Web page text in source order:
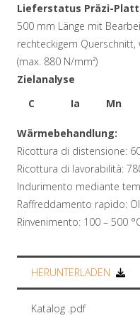
Lieferstatus Präzi-
500 mm Länge mit
rechteckigem Querschnitt,
(max. 880 N/mm²)
Zielanalyse
C
Ja Mn
0,95 1,0 1,0
Wärmebehandlung:
Ricottura di distensione:
Ricottura di lavorabilità:
Indurimento mediante
Raffreddamento rapido:
Rinvenimento: 100 – 500
HERUNTERLADEN
Katalog .pdf